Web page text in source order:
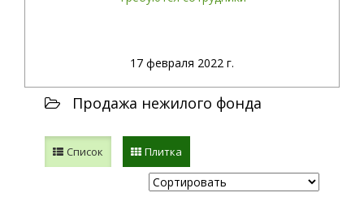
17 февраля 2022 г.
Продажа нежилого фонда
Список Плитка